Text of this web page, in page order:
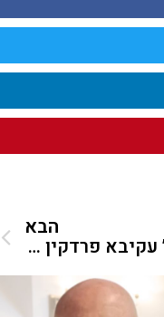
הבא
פרופ’ עקיבא פרדקין מציג את המדריך השלם: כך תבחרו אוניברסיטה לדוקטורט בחו״ל